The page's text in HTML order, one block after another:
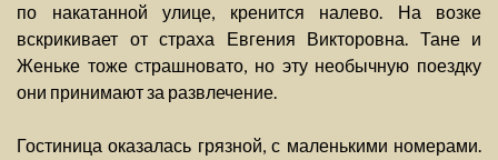
по накатанной улице, кренится налево. На возке
вскрикивает от страха Евгения Викторовна. Тане и
Женьке тоже страшновато, но эту необычную поездку
они принимают за развлечение.
Гостиница оказалась грязной, с маленькими номерами.